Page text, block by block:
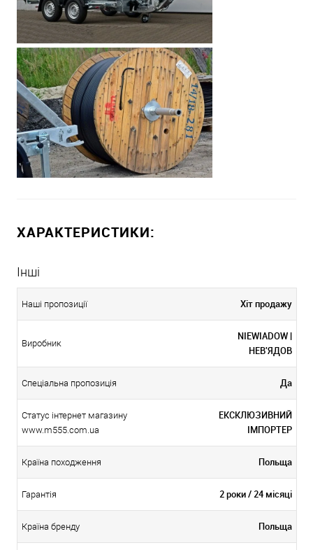
ХАРАКТЕРИСТИКИ:
Інші
Наші пропозиції Хіт продажу
Виробник
NIEWIADOW |
НЕВ'ЯДОВ
Спеціальна пропозиція Да
Статус інтернет магазину
www.m555.com.ua
ЕКСКЛЮЗИВНИЙ
ІМПОРТЕР
Країна походження Польща
Гарантія 2 роки / 24 місяці
Країна бренду Польща